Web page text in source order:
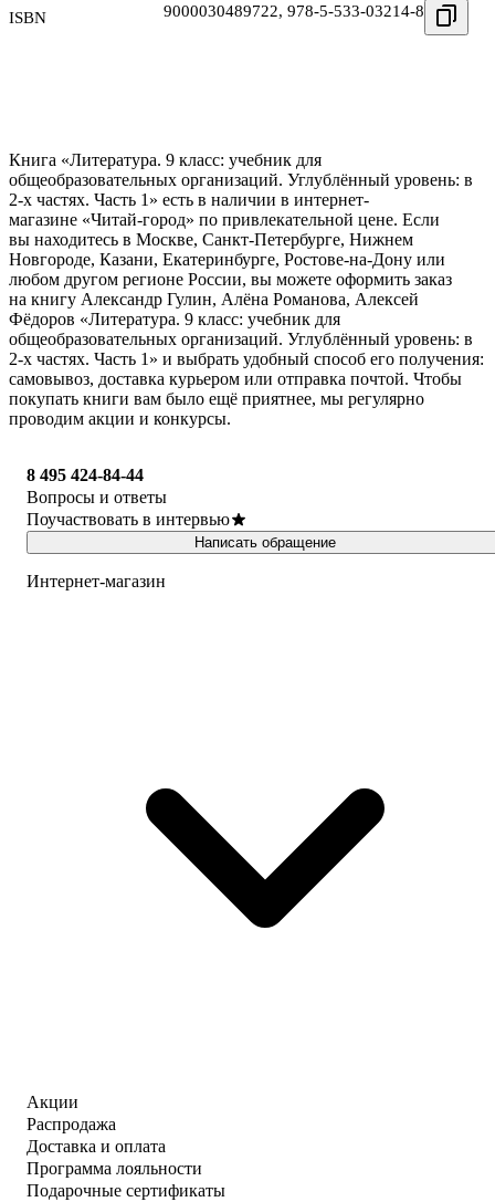
ISBN 9000030489722, 978-5-533-03214-8
Книга «Литература. 9 класс: учебник для
общеобразовательных организаций. Углублённый уровень: в
2-х частях. Часть 1» есть в наличии в интернет-
магазине «Читай-город» по привлекательной цене. Если
вы находитесь в Москве, Санкт-Петербурге, Нижнем
Новгороде, Казани, Екатеринбурге, Ростове-на-Дону или
любом другом регионе России, вы можете оформить заказ
на книгу Александр Гулин, Алёна Романова, Алексей
Фёдоров «Литература. 9 класс: учебник для
общеобразовательных организаций. Углублённый уровень: в
2-х частях. Часть 1» и выбрать удобный способ его получения:
самовывоз, доставка курьером или отправка почтой. Чтобы
покупать книги вам было ещё приятнее, мы регулярно
проводим акции и конкурсы.
8 495 424-84-44
Вопросы и ответы
Поучаствовать в интервью
Написать обращение
Интернет-магазин
Акции
Распродажа
Доставка и оплата
Программа лояльности
Подарочные сертификаты